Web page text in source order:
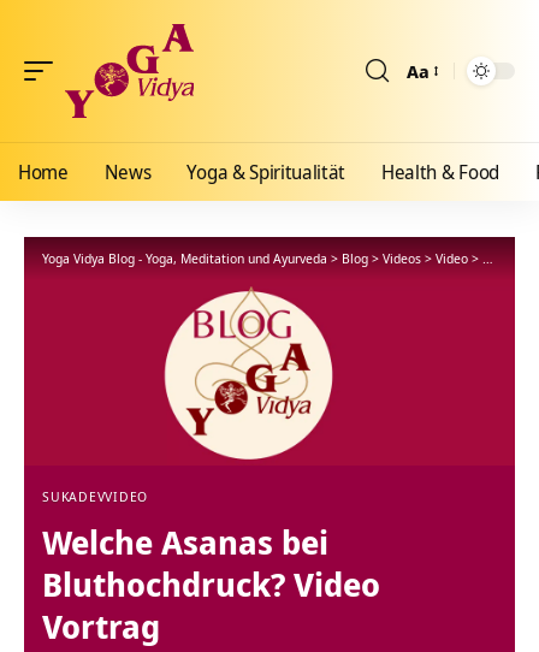
Aa
Home News Yoga & Spiritualität Health & Food
Yoga Vidya Blog - Yoga, Meditation und Ayurveda > Blog > Videos > Video > Welche
SUKADEVVIDEO
Welche Asanas bei
Bluthochdruck? Video
Vortrag